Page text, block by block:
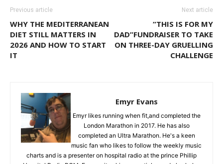
Previous article
WHY THE MEDITERRANEAN
DIET STILL MATTERS IN
2026 AND HOW TO START
IT
Next article
“THIS IS FOR MY
DAD”FUNDRAISER TO TAKE
ON THREE-DAY GRUELLING
CHALLENGE
Emyr Evans
Emyr likes running when fit,and completed the
London Marathon in 2017. He has also
completed an Ultra Marathon. He's a keen
music fan who likes to follow the weekly music
charts and is a presenter on hospital radio at the prince Phillip